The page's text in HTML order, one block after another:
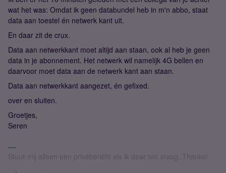
wat het was: Omdat ik geen databundel heb in m'n abbo, staat
data aan toestel én netwerk kant uit.
En daar zit de crux.
Data aan netwerkkant moet altijd aan staan, ook al heb je geen
data in je abonnement. Het netwerk wil namelijk 4G bellen en
daarvoor moet data aan de netwerk kant aan staan.
Data aan netwerkkant aangezet, én gefixed.
over en sluiten.
Groetjes,
Seren
Stuur mij alleen een privébericht als ik daar om vraag. Thanks!